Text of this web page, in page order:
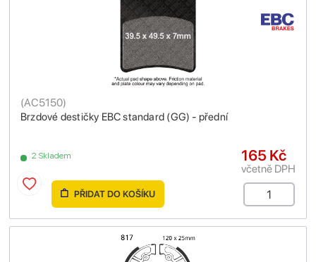
Brzdové destičky EBC standard (GG) - přední
(AC5150)
2 Skladem 165 Kč
včetně DPH
PŘIDAT DO KOŠÍKU